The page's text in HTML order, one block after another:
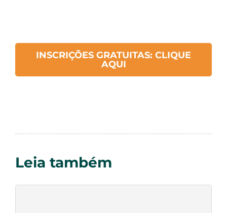
INSCRIÇÕES GRATUITAS: CLIQUE
AQUI
Leia também